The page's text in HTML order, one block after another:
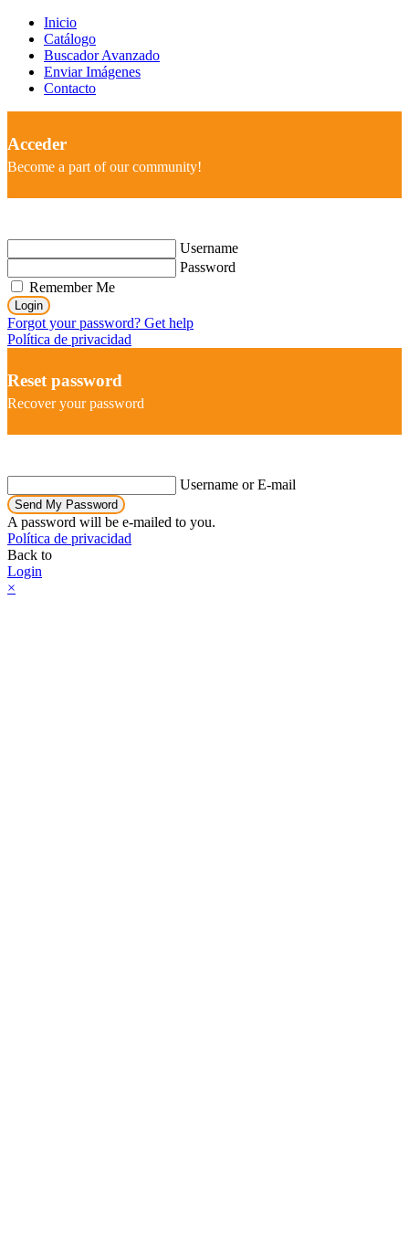
Inicio
Catálogo
Buscador Avanzado
Enviar Imágenes
Contacto
Acceder
Become a part of our community!
Username
Password
Remember Me
Login
Forgot your password? Get help
Política de privacidad
Reset password
Recover your password
Username or E-mail
Send My Password
A password will be e-mailed to you.
Política de privacidad
Back to
Login
×